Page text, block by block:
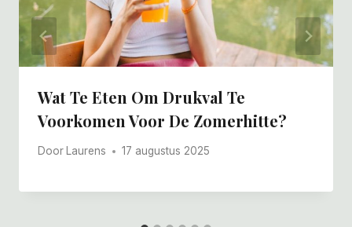
Wat Te Eten Om Drukval Te
Voorkomen Voor De Zomerhitte?
Door Laurens 17 augustus 2025